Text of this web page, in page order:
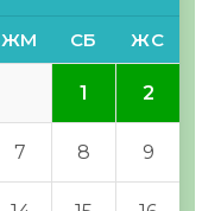
ЖМ СБ ЖС
1 2
7 8 9